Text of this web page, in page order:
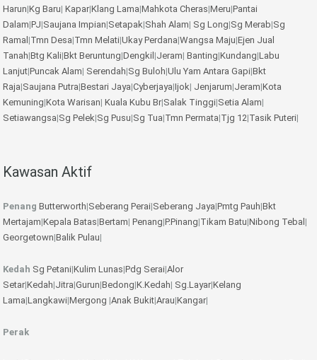
Harun|Kg Baru| Kapar|Klang Lama|Mahkota Cheras|Meru|Pantai
Dalam|PJ|Saujana Impian|Setapak|Shah Alam| Sg Long|Sg Merab|Sg
Ramal |Tmn Desa|Tmn Melati|Ukay Perdana|Wangsa Maju|Ejen Jual
Tanah|Btg Kali|Bkt Beruntung|Dengkil |Jeram| Banting|Kundang|Labu
Lanjut|Puncak Alam| Serendah|Sg Buloh|Ulu Yam Antara Gapi|Bkt
Raja|Saujana Putra|Bestari Jaya|Cyberjaya|Ijok| Jenjarum|Jeram|Kota
Kemuning|Kota Warisan| Kuala Kubu Br|Salak Tinggi|Setia Alam|
Setiawangsa|Sg Pelek|Sg Pusu|Sg Tua|Tmn Permata|Tjg 12|Tasik Puteri|
Kawasan Aktif
Penang Butterworth|Seberang Perai|Seberang Jaya|Pmtg Pauh|Bkt
Mertajam|Kepala Batas|Bertam| Penang|P.Pinang|Tikam Batu|Nibong Tebal |
Georgetown|Balik Pulau|
Kedah Sg Petani|Kulim Lunas|Pdg Serai|Alor
Setar|Kedah|Jitra|Gurun|Bedong|K.Kedah| Sg.Layar|Kelang
Lama|Langkawi|Mergong |Anak Bukit|Arau|Kangar|
Perak